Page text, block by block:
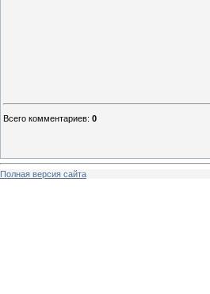
Всего комментариев: 0
Полная версия сайта